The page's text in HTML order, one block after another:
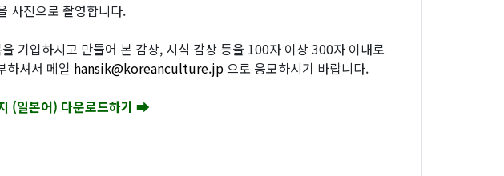
사진으로 촬영합니다.
기입하시고 만들어 본 감상, 시식 감상 등을 100자 이상 300자 이내로
하셔서 메일 hansik@koreanculture.jp으로 응모하시기 바랍니다.
(일본어) 다운로드하기 ➡